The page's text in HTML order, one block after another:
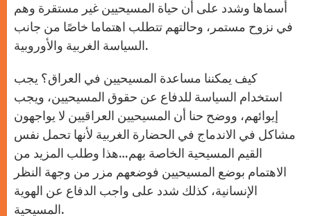
أسماها وشدد على أن حياة المسيحيين غير مستقرة وهم
في نزوح مستمر، وحالتهم تتطلب اهتماما خاصًا من جانب
السياسة الغربية والأوروبية.
كيف يمكننا مساعدة المسيحيين في العراق؟ يجب
استخدام السياسة للدفاع عن حقوق المسيحيين، ويجب
إيوائهم، ووضح حنا أن المسيحيين العراقيين لا يواجهون
مشاكل في الاندماج في الحضارة الغربية لأنها تحمل نفس
القيم المسيحية الخاصة بهم…هذا وطلب المزيد من
الاهتمام بوضع المسيحيين فوضعهم مزر من وجهة النظر
الإنسانية، كذلك شدد على واجب الدفاع عن الهوية
المسيحية.